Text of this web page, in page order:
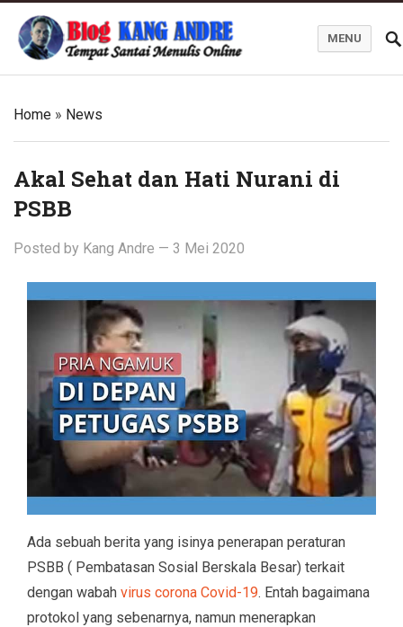
Kang Andre Online
MENU
Home » News
Akal Sehat dan Hati Nurani di
PSBB
Posted by Kang Andre — 3 Mei 2020
Ada sebuah berita yang isinya penerapan peraturan
PSBB ( Pembatasan Sosial Berskala Besar) terkait
dengan wabah virus corona Covid-19. Entah bagaimana
protokol yang sebenarnya, namun menerapkan